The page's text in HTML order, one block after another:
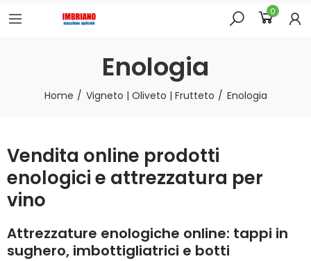
0
Enologia
Home Vigneto | Oliveto | Frutteto Enologia
Vendita online prodotti
enologici e attrezzatura per
vino
Attrezzature enologiche online: tappi in
sughero, imbottigliatrici e botti